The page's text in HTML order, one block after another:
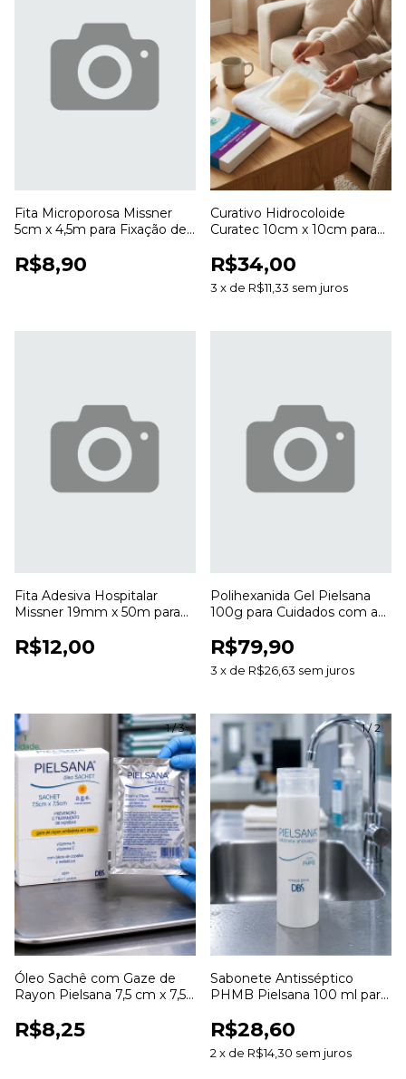
Fita Microporosa Missner
5cm x 4,5m para Fixação de
R$8,90
Curativo Hidrocoloide
Curatec 10cm x 10cm para
R$34,00
3 x de R$11,33 sem juros
Fita Adesiva Hospitalar
Missner 19mm x 50m para
R$12,00
Polihexanida Gel Pielsana
100g para Cuidados com a
R$79,90
3 x de R$26,63 sem juros
1/3
Óleo Sachê com Gaze de
Rayon Pielsana 7,5 cm x 7,5
R$8,25
1/2
Sabonete Antisséptico
PHMB Pielsana 100 ml para
R$28,60
2 x de R$14,30 sem juros